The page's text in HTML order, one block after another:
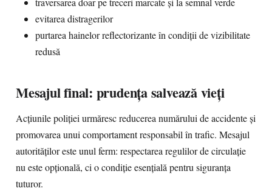
evitarea distragerilor
purtarea hainelor reflectorizante în condiții de vizibilitate
redusă
Mesajul final: prudența salvează vieți
Acțiunile poliției urmăresc reducerea numărului de accidente și
promovarea unui comportament responsabil în trafic. Mesajul
autorităților este unul ferm: respectarea regulilor de circulație
nu este opțională, ci o condiție esențială pentru siguranța
tuturor.